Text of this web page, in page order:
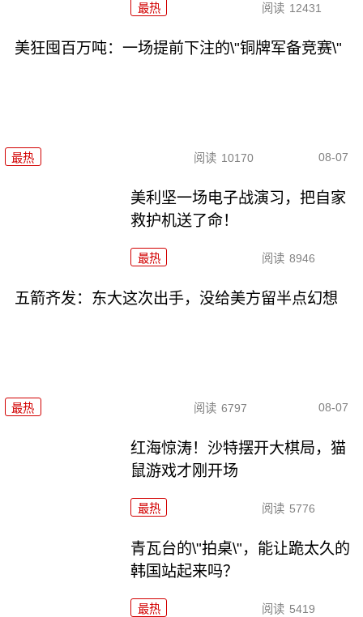
最热 阅读 12431
美狂囤百万吨：一场提前下注的\"铜牌军备竞赛\"
最热 阅读 10170 08-07
美利坚一场电子战演习，把自家
救护机送了命！
最热 阅读 8946
五箭齐发：东大这次出手，没给美方留半点幻想
最热 阅读 6797 08-07
红海惊涛！沙特摆开大棋局，猫
鼠游戏才刚开场
最热 阅读 5776
青瓦台的\"拍桌\"，能让跪太久的
韩国站起来吗？
最热 阅读 5419